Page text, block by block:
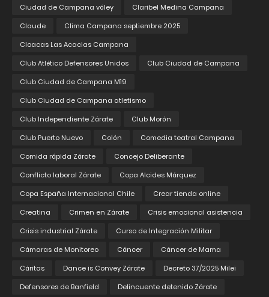
Ciudad de Campana vóley
Claribel Medina Campana
Claude
Clima Campana septiembre 2025
Cloacas Las Acacias Campana
Club Atlético Defensores Unidos
Club Ciudad de Campana
Club Ciudad de Campana M19
Club Ciudad de Campana atletismo
Club Independiente Zárate
Club Morón
Club Puerto Nuevo
Colón
Comedia teatral Campana
Comida rápida Zárate
Concejo Deliberante
Conflicto laboral Zárate
Copa Alcides Márquez
Copa España Internacional Chile
Crear tienda online
Creatina
Crimen en Zárate
Crisis emocional asistencia
Crisis industrial Zárate
Curso de Integración Militar
Cámaras de Monitoreo
Cáncer
Cáncer de Mama
Cáritas
Dance is Convey Zárate
Decreto 37/2025 Milei
Defensores de Banfield
Delincuente detenido Zárate